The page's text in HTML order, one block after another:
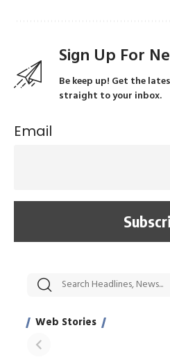
Sign Up For
Be keep up! Get the
straight to your inbox.
Email
Web Stories
सट्टेबाजी में अरेस्ट हुए
साहिल खान